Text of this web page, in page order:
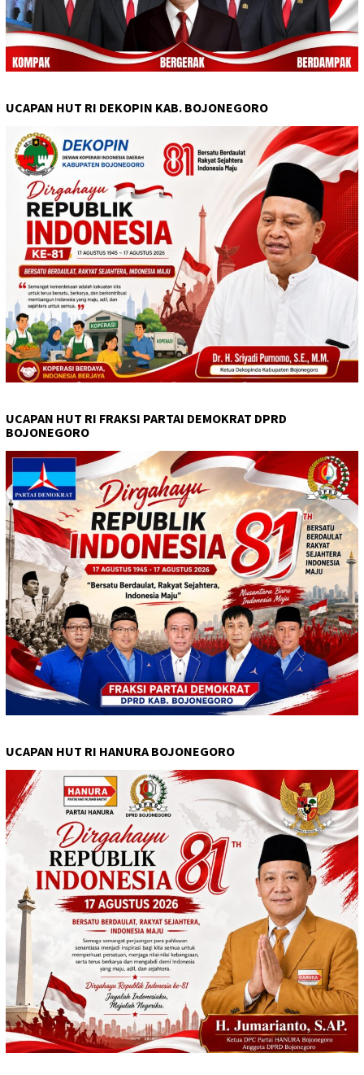
UCAPAN HUT RI DEKOPIN KAB. BOJONEGORO
UCAPAN HUT RI FRAKSI PARTAI DEMOKRAT DPRD
BOJONEGORO
UCAPAN HUT RI HANURA BOJONEGORO